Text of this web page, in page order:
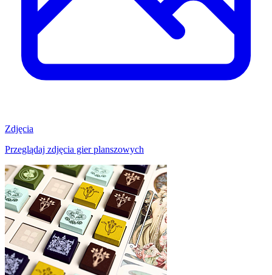
Zdjęcia
Przeglądaj zdjęcia gier planszowych